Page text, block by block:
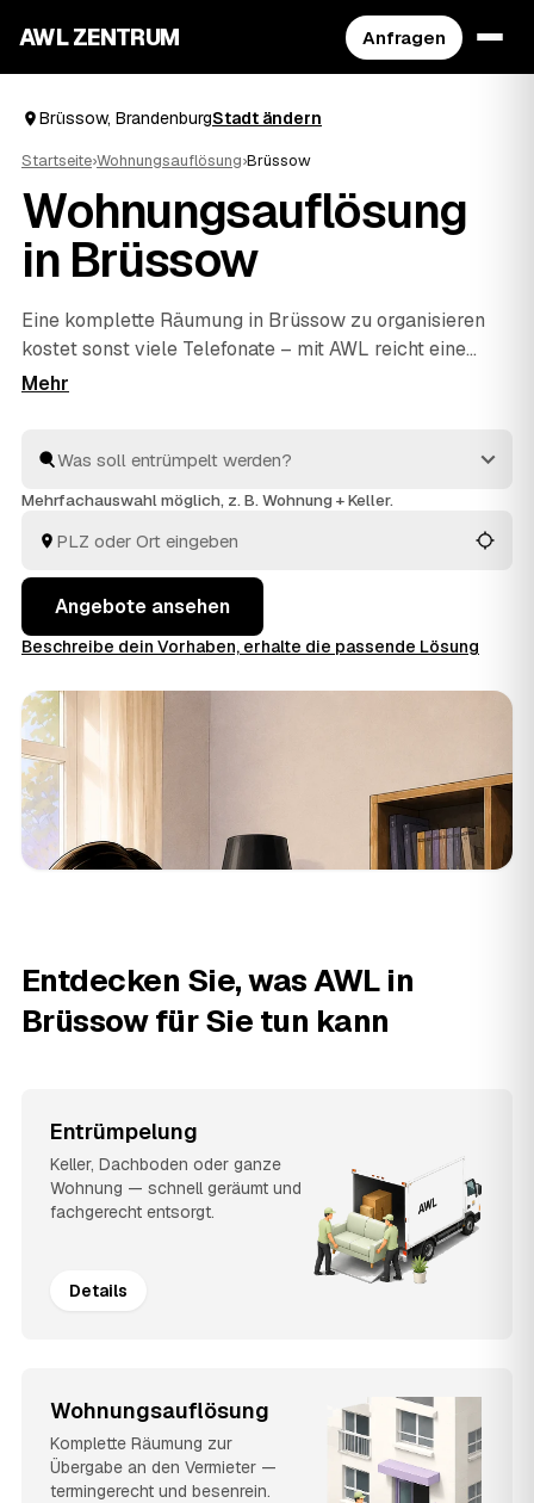
AWL ZENTRUM Anfragen
Brüssow, BrandenburgStadt ändern
Startseite›Wohnungsauflösung›Brüssow
Wohnungsauflösung
in Brüssow
Eine komplette Räumung in Brüssow zu organisieren
kostet sonst viele Telefonate – mit AWL reicht eine
einzige Anfrage. Sie sagen, was weg soll, und
Vergleich. Vom letzten Karton bis zur besenreinen
Übergabe an Ihren Vermieter kümmern sich die Profis
bekommt.
Mehrfachauswahl möglich, z. B. Wohnung + Keller.
Angebote ansehen
Beschreibe dein Vorhaben, erhalte die passende Lösung
Entdecken Sie, was AWL in
Brüssow für Sie tun kann
Entrümpelung
Keller, Dachboden oder ganze
Wohnung — schnell geräumt und
fachgerecht entsorgt.
Details
Wohnungsauflösung
Komplette Räumung zur
Übergabe an den Vermieter —
termingerecht und besenrein.